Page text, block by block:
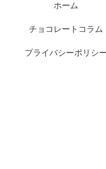
ホーム
チョコレートコラム
プライバシーポリシー